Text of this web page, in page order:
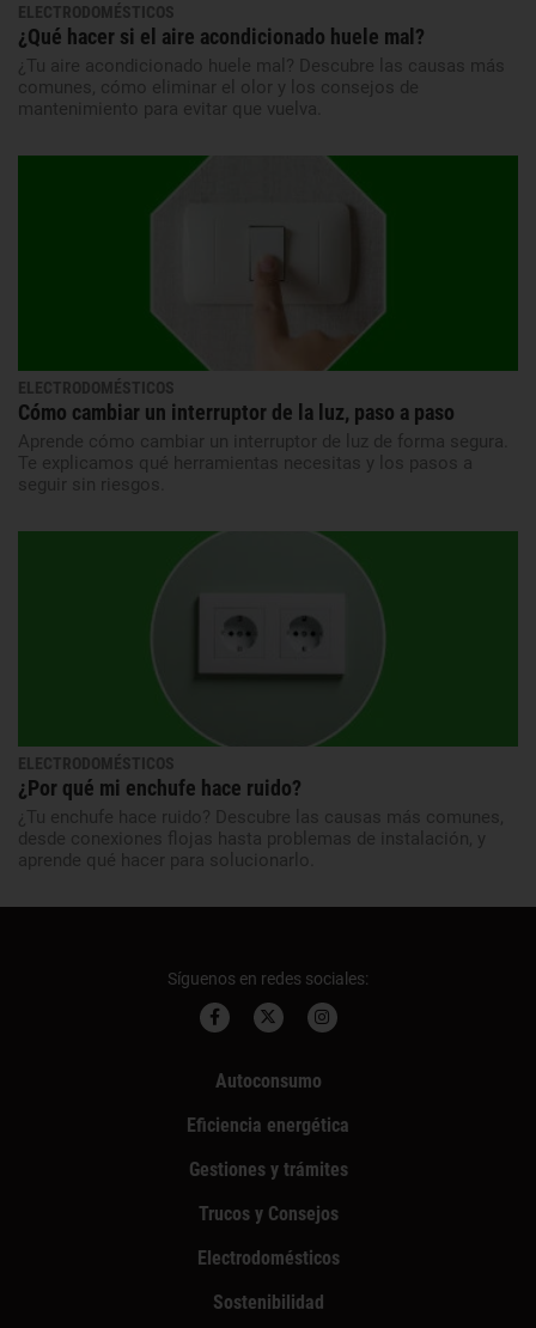
ELECTRODOMÉSTICOS
¿Qué hacer si el aire acondicionado huele mal?
¿Tu aire acondicionado huele mal? Descubre las causas más
comunes, cómo eliminar el olor y los consejos de
mantenimiento para evitar que vuelva.
ELECTRODOMÉSTICOS
Cómo cambiar un interruptor de la luz, paso a paso
Aprende cómo cambiar un interruptor de luz de forma segura.
Te explicamos qué herramientas necesitas y los pasos a
seguir sin riesgos.
ELECTRODOMÉSTICOS
¿Por qué mi enchufe hace ruido?
¿Tu enchufe hace ruido? Descubre las causas más comunes,
desde conexiones flojas hasta problemas de instalación, y
aprende qué hacer para solucionarlo.
Síguenos en redes sociales:
Autoconsumo
Eficiencia energética
Gestiones y trámites
Trucos y Consejos
Electrodomésticos
Sostenibilidad